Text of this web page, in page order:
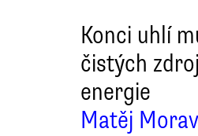
Konci uhlí
čistých
energie
Matěj